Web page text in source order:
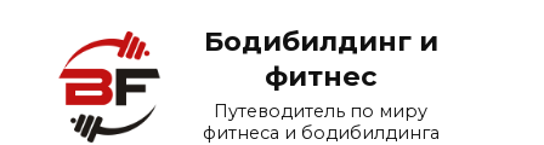
содержанию
Бодибилдинг и
фитнес
Путеводитель по миру
фитнеса и бодибилдинга